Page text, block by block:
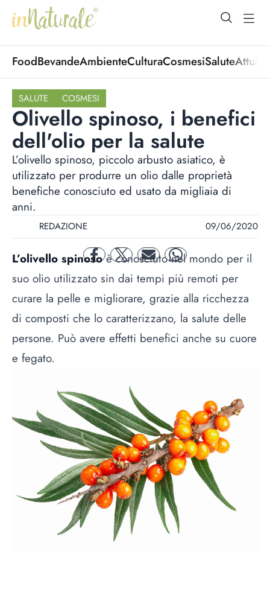
open
FoodBevandeAmbienteCulturaCosmesiSalute
SALUTE COSMESI
Olivello spinoso, i benefici
dell'olio per la salute
L’olivello spinoso, piccolo arbusto asiatico, è
utilizzato per produrre un olio dalle proprietà
benefiche conosciuto ed usato da migliaia di
anni.
REDAZIONE 09/06/2020
facebooktwitter mail whatsapp
L’olivello spinosoè conosciuto nel mondo per il
suo olio utilizzato sin dai tempi più remoti per
curare la pelle e migliorare, grazie alla ricchezza
di composti che lo caratterizzano, la salute delle
persone. Può avere effetti benefici anche su cuore
e fegato.